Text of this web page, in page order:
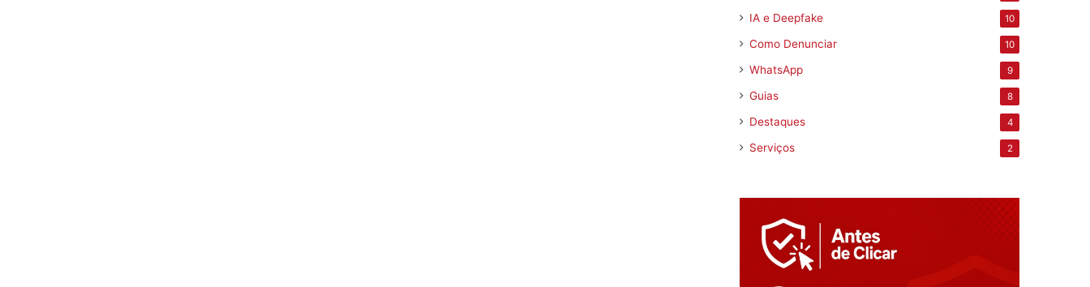
IA e Deepfake 10
Como Denunciar 10
WhatsApp 9
Guias 8
Destaques 4
Serviços 2